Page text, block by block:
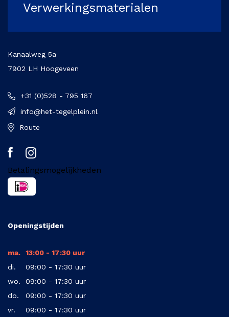
Verwerkingsmaterialen
Kanaalweg 5a
7902 LH Hoogeveen
+31 (0)528 - 795 167
info@het-tegelplein.nl
Route
Betalingsmogelijkheden
Openingstijden
ma.
13:00 - 17:30 uur
di.
09:00 - 17:30 uur
wo.
09:00 - 17:30 uur
do.
09:00 - 17:30 uur
vr.
09:00 - 17:30 uur